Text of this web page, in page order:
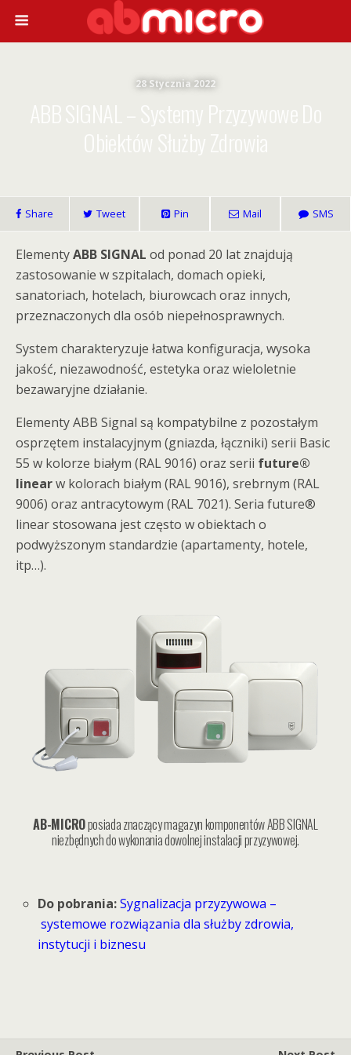
28 Stycznia 2022
Share Tweet Pin Mail SMS
ElementyABB SIGNAL od ponad 20 lat znajdują
zastosowanie w szpitalach, domach opieki,
sanatoriach, hotelach, biurowcach oraz innych,
przeznaczonych dla osób niepełnosprawnych.
System charakteryzuje łatwa konfiguracja, wysoka
jakość, niezawodność, estetyka oraz wieloletnie
bezawaryjne działanie.
Elementy ABB Signal są kompatybilne z pozostałym
osprzętem instalacyjnym (gniazda, łączniki) serii Basic
55 w kolorze białym (RAL 9016) oraz serii future®
linearw kolorach białym (RAL 9016), srebrnym (RAL
9006) oraz antracytowym (RAL 7021). Seria future®
linear stosowana jest często w obiektach o
podwyższonym standardzie (apartamenty, hotele,
itp…).
AB-MICROposiada znaczący magazyn komponentów ABB SIGNAL
niezbędnych do wykonania dowolnej instalacji przyzywowej.
Do pobrania: Sygnalizacja przyzywowa –
systemowe rozwiązania dla służby zdrowia,
instytucji i biznesu